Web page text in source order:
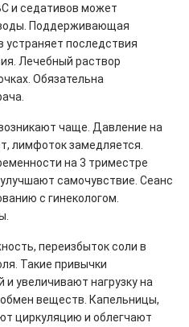
и седативов может
Поддерживающая
устраняет последствия
Лечебный раствор
Обязательна
чаще. Давление на
лимфоток замедляется.
на 3 триместре
самочувствие. Сеанс
с гинекологом.
переизбыток соли в
Такие привычки
увеличивают нагрузку на
веществ. Капельницы,
циркуляцию и облегчают